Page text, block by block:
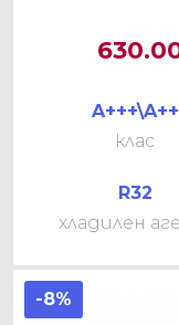
A+++\A++
клас
R32
хладилен
-8%